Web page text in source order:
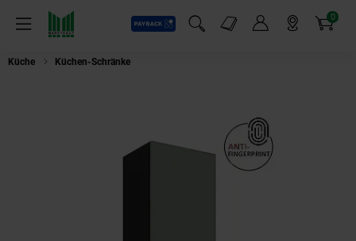
Menü
Payback
Suchfeld einblenden
Markt-Angebote 0
Artikel
Küche Küchen-Schränke